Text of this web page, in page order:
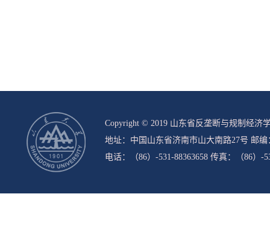
Copyright © 2019 山东省反垄断与规制经济
地址：中国山东省济南市山大南路27号 邮编
电话：（86）-531-88363658 传真：（86）-